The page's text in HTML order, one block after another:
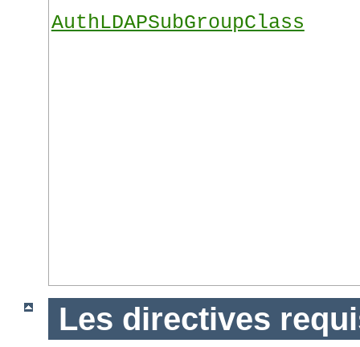
AuthLDAPSubGroupClass
Les directives